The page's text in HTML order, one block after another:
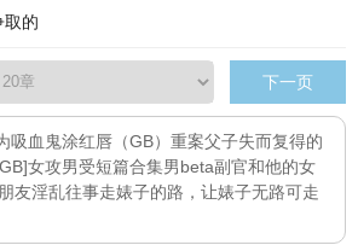
取的
下一页
吸血鬼涂红唇（GB） 重案父子失而复得的
女攻男受短篇合集男beta副官和他的女
友淫乱往事走婊子的路，让婊子无路可走